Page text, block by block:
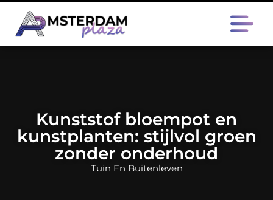
Kunststof bloempot en
kunstplanten: stijlvol groen
zonder onderhoud
Tuin En Buitenleven